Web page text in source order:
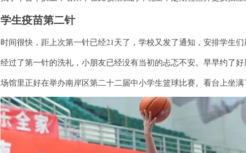
学生疫苗第二针
时间很快，距上次第一针已经21天了，学校又发了通知，安排学生们
经过了第一针的洗礼，小朋友已经没有当初的忐忑不安。早早约了
场馆里正好在举办南岸区第二十二届中小学生篮球比赛。看台上坐